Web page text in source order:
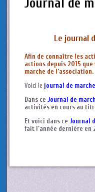
Journal de
Le journal
Afin de connaître les
actions depuis 2015
marche de l’association.
Voici le journal de
Dans ce Journal de
activités en cours au
Et voici dans ce Journal
fait l’année dernière en